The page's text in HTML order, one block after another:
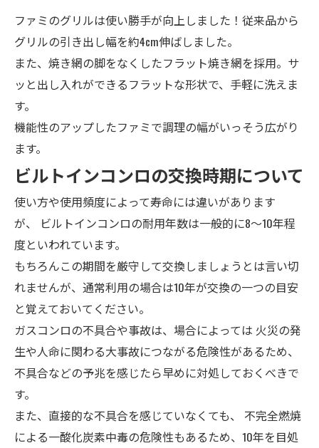
ファミのグリルは使い勝手が向上しました！従来品から
グリルの引き出し幅を約4cm伸ばしました。
また、焼き網の脚をなくしたフラット焼き網を採用。サ
ッと出し入れができるフラットな形状で、手軽に洗えま
す。
機能性のアップしたファミで調理の幅がいっそう広がり
ます。
ビルトインコンロの交換時期について
使い方や使用頻度によって寿命には違いがあります
が、
ビルトインコンロの耐用年数は一般的に8～10年程
度といわれています。
もちろんこの期間を厳守して交換しましょうとは言い切
れませんが、通常利用の場合は10年が交換の一つの目安
と覚えておいてください。
ガスコンロの不具合や事故は、場合によっては 火災の発
生や人命に関わる大事故につながる危険性があるため、
不具合などの予兆を感じたら早めに対処しておくべきで
す。
また、直接的な不具合を感じていなくても、 不完全燃焼
による一酸化炭素中毒の危険性もあるため、10年を目処